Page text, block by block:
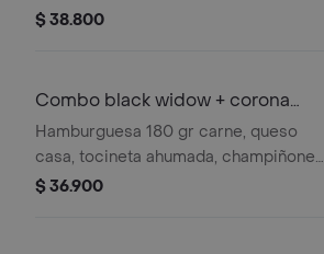
nachos vegetales & papitas +
$ 38.800
Combo black widow + corona
350 ml
Hamburguesa 180 gr carne, queso
casa, tocineta ahumada, champiñones
al ajillo + cervezas (venta responsable)
$ 36.900